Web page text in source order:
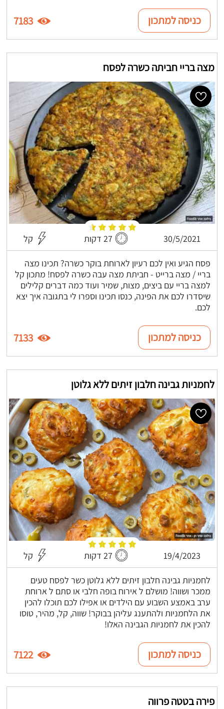
כניסה למתכון 7183
מצה בריי חביתה כשרה לפסח
30/5/2021 27 דקות קל
פסח הגיע ואין לכם רעיון לארוחת בוקר כשרה? תכינו מצה
בריי / מצה ברייט - חביתת מצה עבה כשרה לפסח! מתכון קל
למצה בריי עם ביצים, מצות, שמיר ועוד כמה דברים קלילים
שיסדרו לכם את הפינה, כנסו תכינו וספרו לי בתגובה איך יצא
לכם.
כניסה למתכון 7133
לחמניות גבינה חלבון זיתים ללא גלוטן
19/4/2023 27 דקות קל
לחמניות גבינה חלבון זיתים ללא גלוטן כשר לפסח טעים
ממכר ושווה! מושלם ל אירוח בופה חלבי או סתם ל ארוחת
ערב באמצע השבוע עם הילדים או אפילו לכם תוכלו להכין
את הלחמניות ולהתענג עליהן בבוקר! שווה, קל, מהיר, טוסו
להכין את לחמניות הגבינה האלו!
כניסה למתכון 7122
פירה בטטה פרווה